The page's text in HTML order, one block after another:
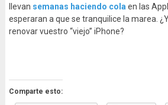
llevan semanas haciendo colaen las
esperaran a que se tranquilice la marea.
renovar vuestro “viejo” iPhone?
Comparte esto: